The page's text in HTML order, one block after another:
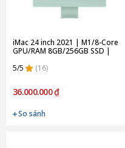
iMac 24 inch 2021 | M1/8-Core
GPU/RAM 8GB/256GB SSD |
5/5
(16)
36.000.000 ₫
So sánh